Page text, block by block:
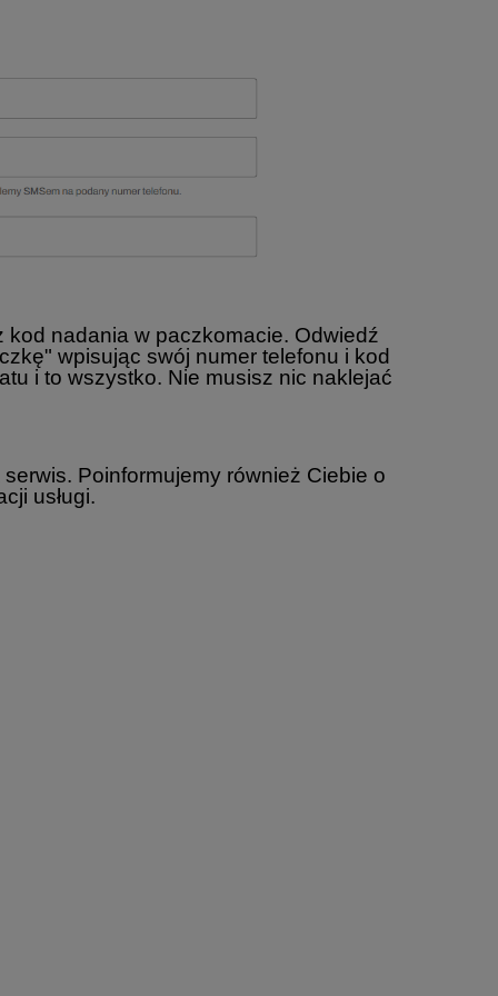
kod nadania w paczkomacie. Odwiedź
wpisując swój numer telefonu i kod
i to wszystko. Nie musisz nic naklejać
Poinformujemy również Ciebie o
usługi.